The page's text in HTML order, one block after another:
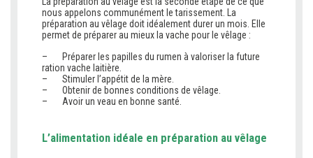
nous appelons communément le tarissement. La
préparation au vêlage doit idéalement durer un mois. Elle
permet de préparer au mieux la vache pour le vêlage :
– Préparer les papilles du rumen à valoriser la future
ration vache laitière.
– Stimuler l’appétit de la mère.
– Obtenir de bonnes conditions de vêlage.
– Avoir un veau en bonne santé.
L’alimentation idéale en préparation au vêlage